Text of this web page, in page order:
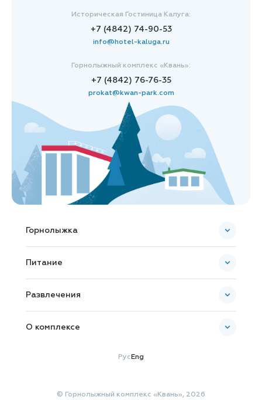
Историческая Гостиница Калуга:
+7 (4842) 74-90-53
info@hotel-kaluga.ru
Горнолыжный комплекс «Квань»:
+7 (4842) 76-76-35
prokat@kwan-park.com
Горнолыжка
Питание
Развлечения
О комплексе
Документы
Рус Eng
© Горнолыжный комплекс «Квань», 2026